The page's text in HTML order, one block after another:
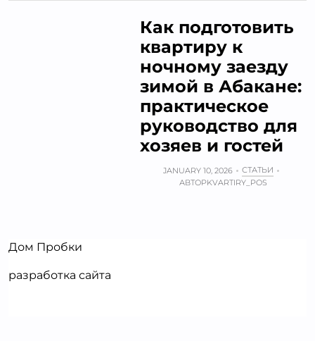
Как подготовить
квартиру к
ночному заезду
зимой в Абакане:
практическое
руководство для
хозяев и гостей
JANUARY 10, 2026
СТАТЬИ
АВТОРKVARTIRY_POS
Дом Пробки
разработка сайта